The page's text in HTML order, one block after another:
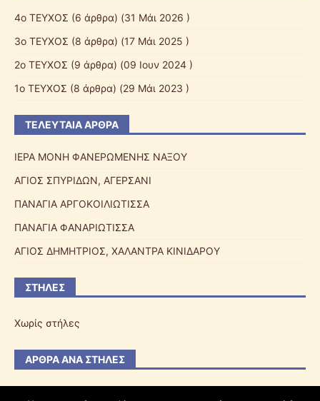
4ο ΤΕΥΧΟΣ (6 άρθρα) (31 Μάι 2026 )
3ο ΤΕΥΧΟΣ (8 άρθρα) (17 Μάι 2025 )
2o ΤΕΥΧΟΣ (9 άρθρα) (09 Ιουν 2024 )
1o ΤΕΥΧΟΣ (8 άρθρα) (29 Μάι 2023 )
ΤΕΛΕΥΤΑΊΑ ΆΡΘΡΑ
ΙΕΡΑ ΜΟΝΗ ΦΑΝΕΡΩΜΕΝΗΣ ΝΑΞΟΥ
ΑΓΙΟΣ ΣΠΥΡΙΔΩΝ, ΑΓΕΡΣΑΝΙ
ΠΑΝΑΓΙΑ ΑΡΓΟΚΟΙΛΙΩΤΙΣΣΑ
ΠΑΝΑΓΙΑ ΦΑΝΑΡΙΩΤΙΣΣΑ
ΑΓΙΟΣ ΔΗΜΗΤΡΙΟΣ, ΧΑΛΑΝΤΡΑ ΚΙΝΙΔΑΡΟΥ
ΣΤΉΛΕΣ
Χωρίς στήλες
ΆΡΘΡΑ ΑΝΆ ΣΤΉΛΕΣ